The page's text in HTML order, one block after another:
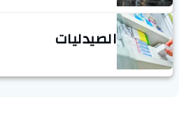
الصيدليات